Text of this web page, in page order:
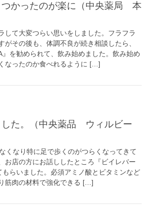
して大変つらい思いをしました。フラフラ
がその後も、体調不良が続き相談したら、
』を勧められて、飲み始めました。飲み始め
なったのか食べれるように […]
くなり特に足で歩くのがつらくなってきて
お店の方にお話ししたところ『ビイレバー
もらいました。必須アミノ酸とビタミンなど
筋肉の材料で強化できる […]